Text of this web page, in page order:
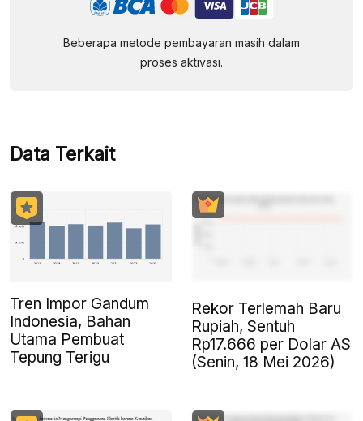
Beberapa metode pembayaran masih dalam
proses aktivasi.
Data Terkait
Tren Impor Gandum
Indonesia, Bahan
Utama Pembuat
Tepung Terigu
Rekor Terlemah Baru
Rupiah, Sentuh
Rp17.666 per Dolar AS
(Senin, 18 Mei 2026)